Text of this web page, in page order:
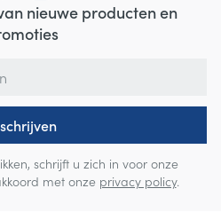
nieuwe producten en
schrijft u zich in voor onze
met onze privacy policy.